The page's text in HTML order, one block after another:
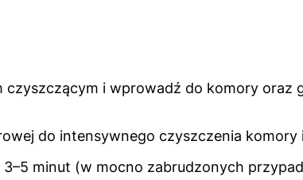
i wprowadź do komory oraz
do intensywnego czyszczenia komory
minut (w mocno zabrudzonych